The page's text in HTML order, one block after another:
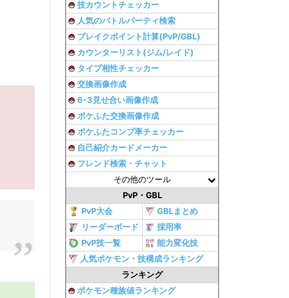
技カウントチェッカー
人気のバトルパーティ検索
ブレイクポイント計算(PvP/GBL)
カウンターリスト(ジム/レイド)
タイプ相性チェッカー
交換画像作成
6-3見せ合い画像作成
ポケふた交換画像作成
ポケふたコンプ率チェッカー
自己紹介カードメーカー
フレンド検索・チャット
その他のツール
PvP・GBL
PvP大会
GBLまとめ
リーダーボード
採用率
PvP技一覧
能力変化技
人気ポケモン・技構成ランキング
ランキング
ポケモン種族値ランキング